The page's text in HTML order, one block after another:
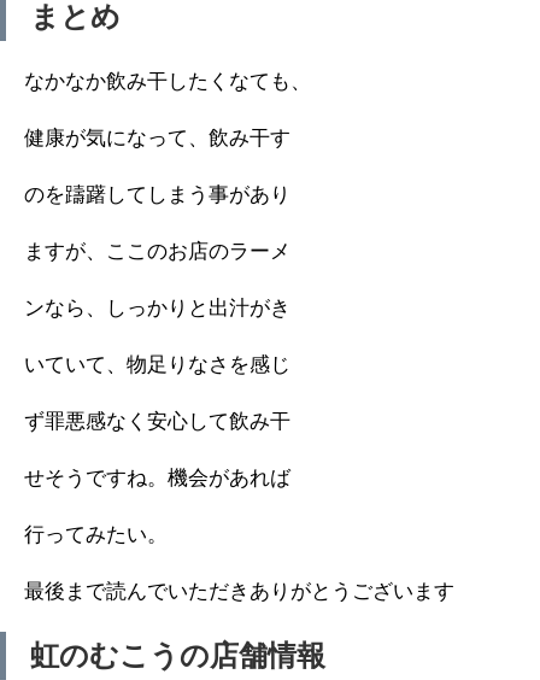
まとめ
なかなか飲み干したくなても、
健康が気になって、飲み干す
のを躊躇してしまう事があり
ますが、ここのお店のラーメ
ンなら、しっかりと出汁がき
いていて、物足りなさを感じ
ず罪悪感なく安心して飲み干
せそうですね。機会があれば
行ってみたい。
最後まで読んでいただきありがとうございます
虹のむこうの店舗情報